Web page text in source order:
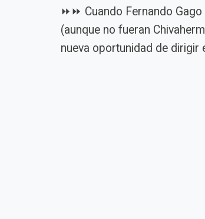
⏩⏩ Cuando Fernando
(aunque no fueran
nueva oportunidad de dirigir